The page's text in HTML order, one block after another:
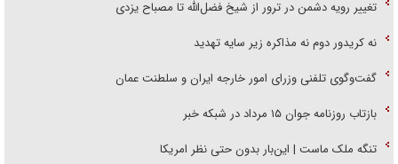
تغییر رویه دشمن در ترور از شیخ فضل‌الله تا مصباح یزدی
نه کریدور دوم نه مذاکره زیر سایه تهدید
گفت‌وگوی تلفنی وزرای امور خارجه ایران و سلطنت عمان
بازتاب روزنامه جوان ۱۵ مرداد در شبکه خبر
تنگه ملک ماست | این‌بار بدون حتی نظر امریکا